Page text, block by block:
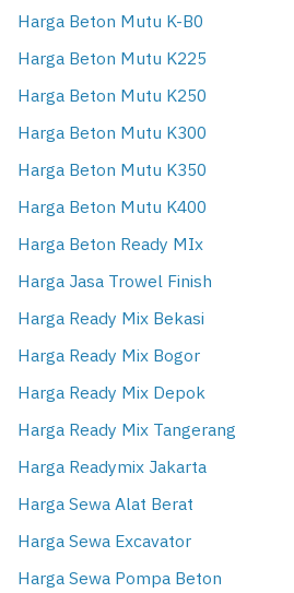
Harga Beton Mutu K-B0
Harga Beton Mutu K225
Harga Beton Mutu K250
Harga Beton Mutu K300
Harga Beton Mutu K350
Harga Beton Mutu K400
Harga Beton Ready MIx
Harga Jasa Trowel Finish
Harga Ready Mix Bekasi
Harga Ready Mix Bogor
Harga Ready Mix Depok
Harga Ready Mix Tangerang
Harga Readymix Jakarta
Harga Sewa Alat Berat
Harga Sewa Excavator
Harga Sewa Pompa Beton